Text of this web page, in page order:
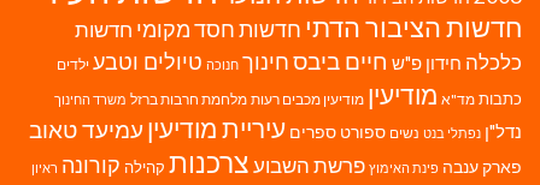
חדשות הציבור הדתי חדשות חסד מקומי חדשות
כלכלה חידון פ"ש חיים ביבסחינוך חנוכה טיולים וטבע ילדים
כתבות מד"א מודיעין מודיעין מכבים רעות מלחמת חרבות ברזל משרד החינוך
נדל"ן נפתלי בנט נשים ספורט ספרים עיריית מודיעין עמיעד טאוב
פארק ענבה פינת האימוץ פרשת השבועצרכנות קהילה קורונה ראיון